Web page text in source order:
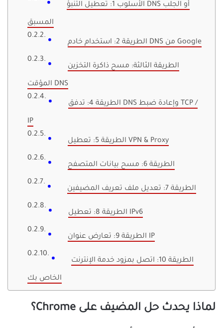
الأسلوب 1: تعطيل التنبؤ DNS أو الجلب
المسبق
الطريقة 2: استخدام خادم DNS من Google
الطريقة الثالثة: مسح ذاكرة التخزين
المؤقت DNS
الطريقة 4: تدفق DNS وإعادة ضبط TCP /
IP
الطريقة 5: تعطيل VPN & Proxy
الطريقة 6: مسح بيانات المتصفح
الطريقة 7: تعديل ملف تعريف المضيفين
الطريقة 8: تعطيل IPv6
الطريقة 9: تعارض عنوان IP
الطريقة 10: اتصل بمزود خدمة الإنترنت
الخاص بك
لماذا يحدث حل المضيف على Chrome؟